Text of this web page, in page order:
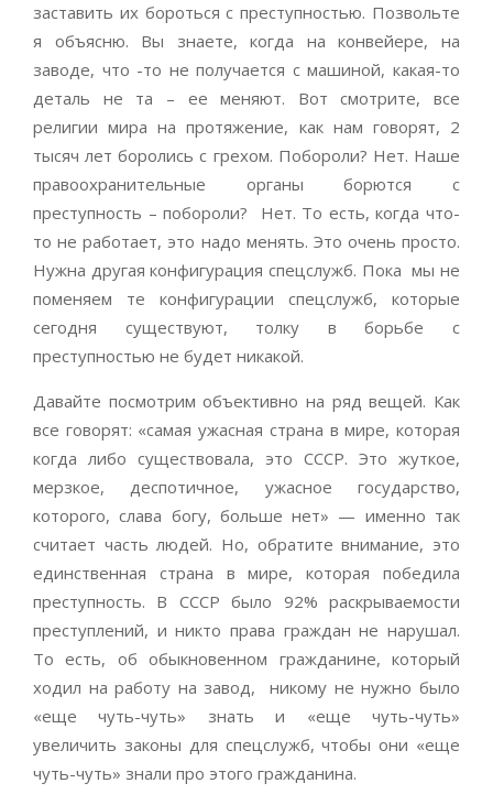
заставить их бороться с преступностью. Позвольте
я объясню. Вы знаете, когда на конвейере, на
заводе, что -то не получается с машиной, какая-то
деталь не та – ее меняют. Вот смотрите, все
религии мира на протяжение, как нам говорят, 2
тысяч лет боролись с грехом. Побороли? Нет. Наше
правоохранительные органы борются с
преступность – побороли? Нет. То есть, когда что-
то не работает, это надо менять. Это очень просто.
Нужна другая конфигурация спецслужб. Пока мы не
поменяем те конфигурации спецслужб, которые
сегодня существуют, толку в борьбе с
преступностью не будет никакой.
Давайте посмотрим объективно на ряд вещей. Как
все говорят: «самая ужасная страна в мире, которая
когда либо существовала, это СССР. Это жуткое,
мерзкое, деспотичное, ужасное государство,
которого, слава богу, больше нет» — именно так
считает часть людей. Но, обратите внимание, это
единственная страна в мире, которая победила
преступность. В СССР было 92% раскрываемости
преступлений, и никто права граждан не нарушал.
То есть, об обыкновенном гражданине, который
ходил на работу на завод, никому не нужно было
«еще чуть-чуть» знать и «еще чуть-чуть»
увеличить законы для спецслужб, чтобы они «еще
чуть-чуть» знали про этого гражданина.